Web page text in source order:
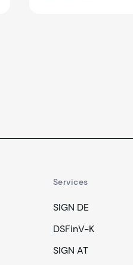
Services
SIGN DE
DSFinV-K
SIGN AT